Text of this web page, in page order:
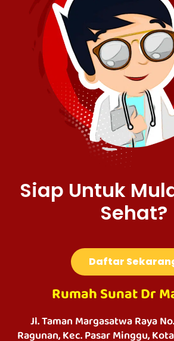
Siap Untuk
Sehat?
Daftar
Rumah Sunat Dr
Jl. Taman Margasatwa Raya No.
Ragunan, Kec. Pasar Minggu,